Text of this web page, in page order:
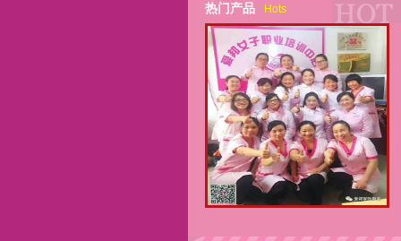
热门产品 Hots